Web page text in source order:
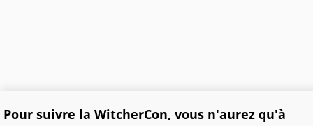
Pour suivre la WitcherCon, vous n'aurez qu'à